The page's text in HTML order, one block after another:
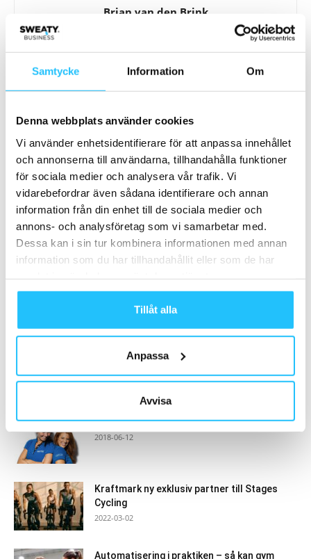
Samtycke Information Om
Denna webbplats använder cookies
Vi använder enhetsidentifierare för att anpassa innehållet
och annonserna till användarna, tillhandahålla funktioner
för sociala medier och analysera vår trafik. Vi
vidarebefordrar även sådana identifierare och annan
information från din enhet till de sociala medier och
annons- och analysföretag som vi samarbetar med.
Dessa kan i sin tur kombinera informationen med annan
information som du har tillhandahållit eller som de har
Tillåt alla
Anpassa
Avvisa
Brian van den Brink
Sweaty Business
Sweaty Business podcast #95 – Mia
Björkroos, Global ambassadör WIFA
(Women In Fitness Association)
mångfald? WIFA-studie försöker
belysa ämnet och höja ribban
Actic säljer verksamheten i Finland
2018-06-12
Kraftmark ny exklusiv partner till Stages
Cycling
2022-03-02
Automatisering i praktiken – så kan gym